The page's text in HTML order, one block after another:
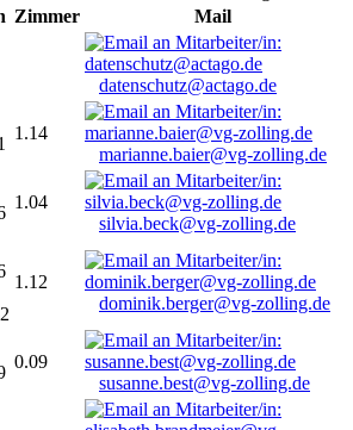
Zimmer
Mail
datenschutz@actago.de
1.14
marianne.baier@vg-zolling.de
1.04
silvia.beck@vg-zolling.de
1.12
dominik.berger@vg-zolling.de
0.09
susanne.best@vg-zolling.de